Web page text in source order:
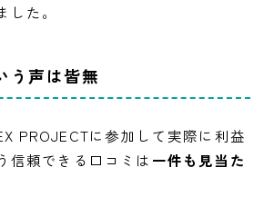
た。
う声は皆無
PROJECTに参加して実際に利益
信頼できる口コミは 一件も見当た